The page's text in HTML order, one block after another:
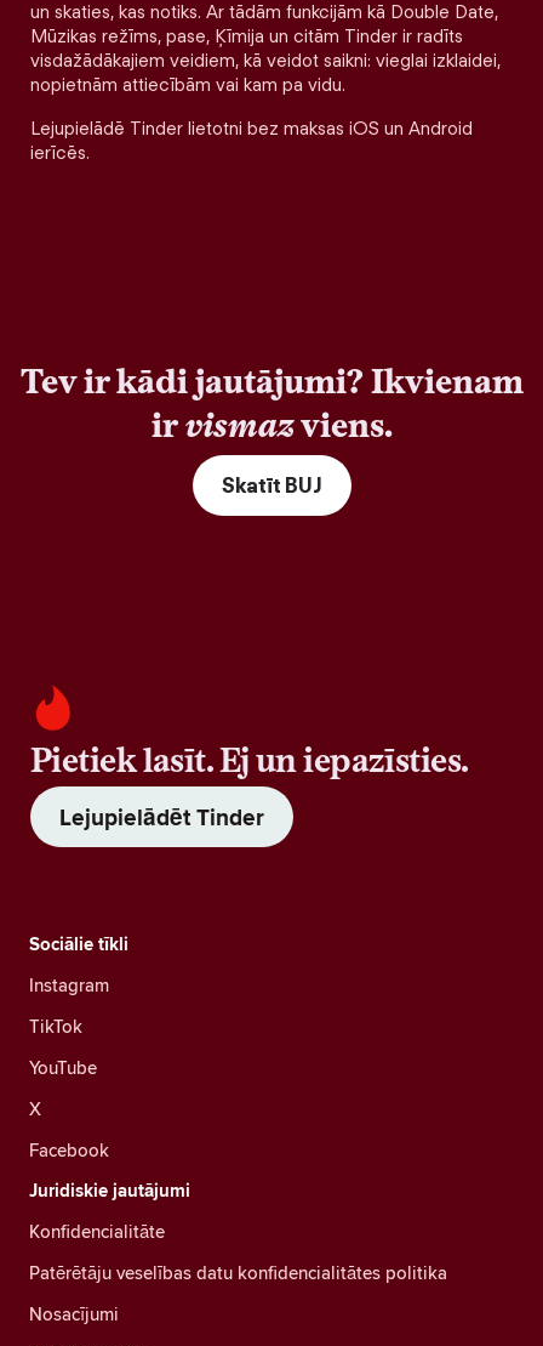
un skaties, kas notiks. Ar tādām funkcijām kā Double Date,
Mūzikas režīms, pase, Ķīmija un citām Tinder ir radīts
visdažādākajiem veidiem, kā veidot saikni: vieglai izklaidei,
nopietnām attiecībām vai kam pa vidu.
Lejupielādē Tinder lietotni bez maksas iOS un Android
ierīcēs.
Tev ir kādi jautājumi? Ikvienam
irvismazviens.
Skatīt BUJ
Pietiek lasīt. Ej un iepazīsties.
Lejupielādēt Tinder
Sociālie tīkli
Instagram
TikTok
YouTube
X
Facebook
Juridiskie jautājumi
Konfidencialitāte
Patērētāju veselības datu konfidencialitātes politika
Nosacījumi